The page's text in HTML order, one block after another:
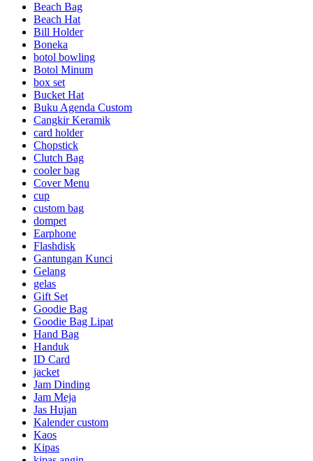
Beach Bag
Beach Hat
Bill Holder
Boneka
botol bowling
Botol Minum
box set
Bucket Hat
Buku Agenda Custom
Cangkir Keramik
card holder
Chopstick
Clutch Bag
cooler bag
Cover Menu
cup
custom bag
dompet
Earphone
Flashdisk
Gantungan Kunci
Gelang
gelas
Gift Set
Goodie Bag
Goodie Bag Lipat
Hand Bag
Handuk
ID Card
jacket
Jam Dinding
Jam Meja
Jas Hujan
Kalender custom
Kaos
Kipas